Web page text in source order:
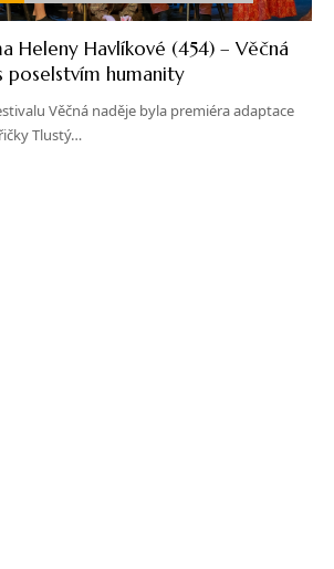
Heleny Havlíkové (454) – Věčná
poselstvím humanity
Věčná naděje byla premiéra adaptace
Tlustý…